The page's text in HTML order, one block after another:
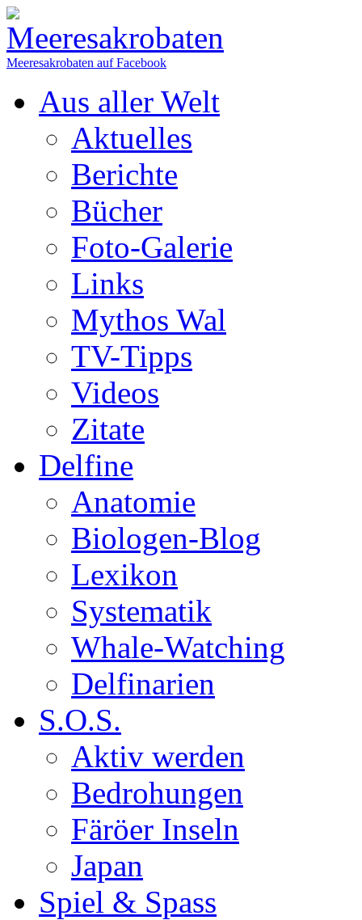
Meeresakrobaten auf Facebook
Aus aller Welt
Aktuelles
Berichte
Bücher
Foto-Galerie
Links
Mythos Wal
TV-Tipps
Videos
Zitate
Delfine
Anatomie
Biologen-Blog
Lexikon
Systematik
Whale-Watching
Delfinarien
S.O.S.
Aktiv werden
Bedrohungen
Färöer Inseln
Japan
Spiel & Spass